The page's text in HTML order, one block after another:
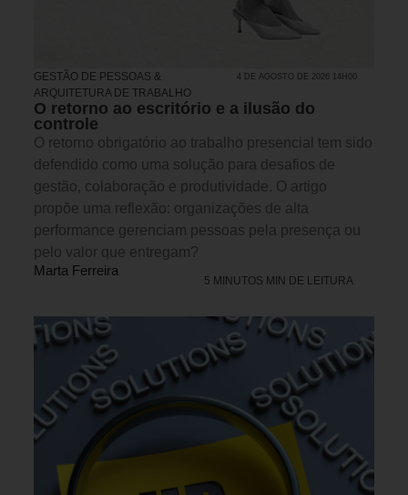
GESTÃO DE PESSOAS &
ARQUITETURA DE TRABALHO
4 DE AGOSTO DE 2026 14H00
O retorno ao escritório e a ilusão do
controle
O retorno obrigatório ao trabalho presencial tem sido
defendido como uma solução para desafios de
gestão, colaboração e produtividade. O artigo
propõe uma reflexão: organizações de alta
performance gerenciam pessoas pela presença ou
pelo valor que entregam?
Marta Ferreira
5 MINUTOS MIN DE LEITURA